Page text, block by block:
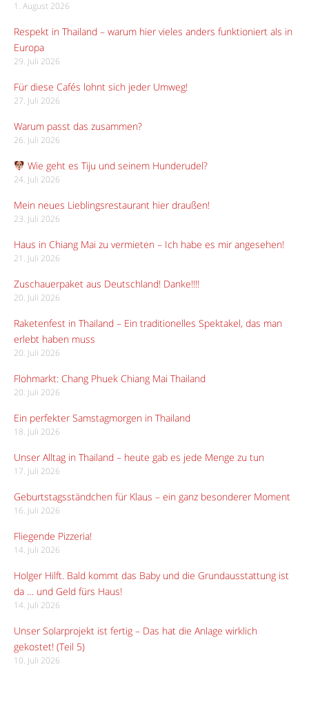
1. August 2026
Respekt in Thailand – warum hier vieles anders funktioniert als in
Europa
29. Juli 2026
Für diese Cafés lohnt sich jeder Umweg!
27. Juli 2026
Warum passt das zusammen?
26. Juli 2026
Wie geht es Tiju und seinem Hunderudel?
24. Juli 2026
Mein neues Lieblingsrestaurant hier draußen!
23. Juli 2026
Haus in Chiang Mai zu vermieten – Ich habe es mir angesehen!
21. Juli 2026
Zuschauerpaket aus Deutschland! Danke!!!!
20. Juli 2026
Raketenfest in Thailand – Ein traditionelles Spektakel, das man
erlebt haben muss
20. Juli 2026
Flohmarkt: Chang Phuek Chiang Mai Thailand
20. Juli 2026
Ein perfekter Samstagmorgen in Thailand
18. Juli 2026
Unser Alltag in Thailand – heute gab es jede Menge zu tun
17. Juli 2026
Geburtstagsständchen für Klaus – ein ganz besonderer Moment
16. Juli 2026
Fliegende Pizzeria!
14. Juli 2026
Holger Hilft. Bald kommt das Baby und die Grundausstattung ist
da … und Geld fürs Haus!
14. Juli 2026
Unser Solarprojekt ist fertig – Das hat die Anlage wirklich
gekostet! (Teil 5)
10. Juli 2026